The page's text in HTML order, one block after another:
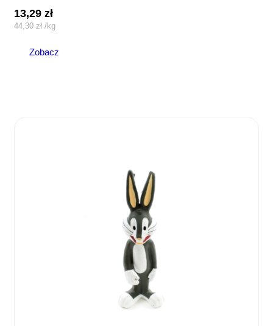
13,29zł
44,30zł /kg
Zobacz